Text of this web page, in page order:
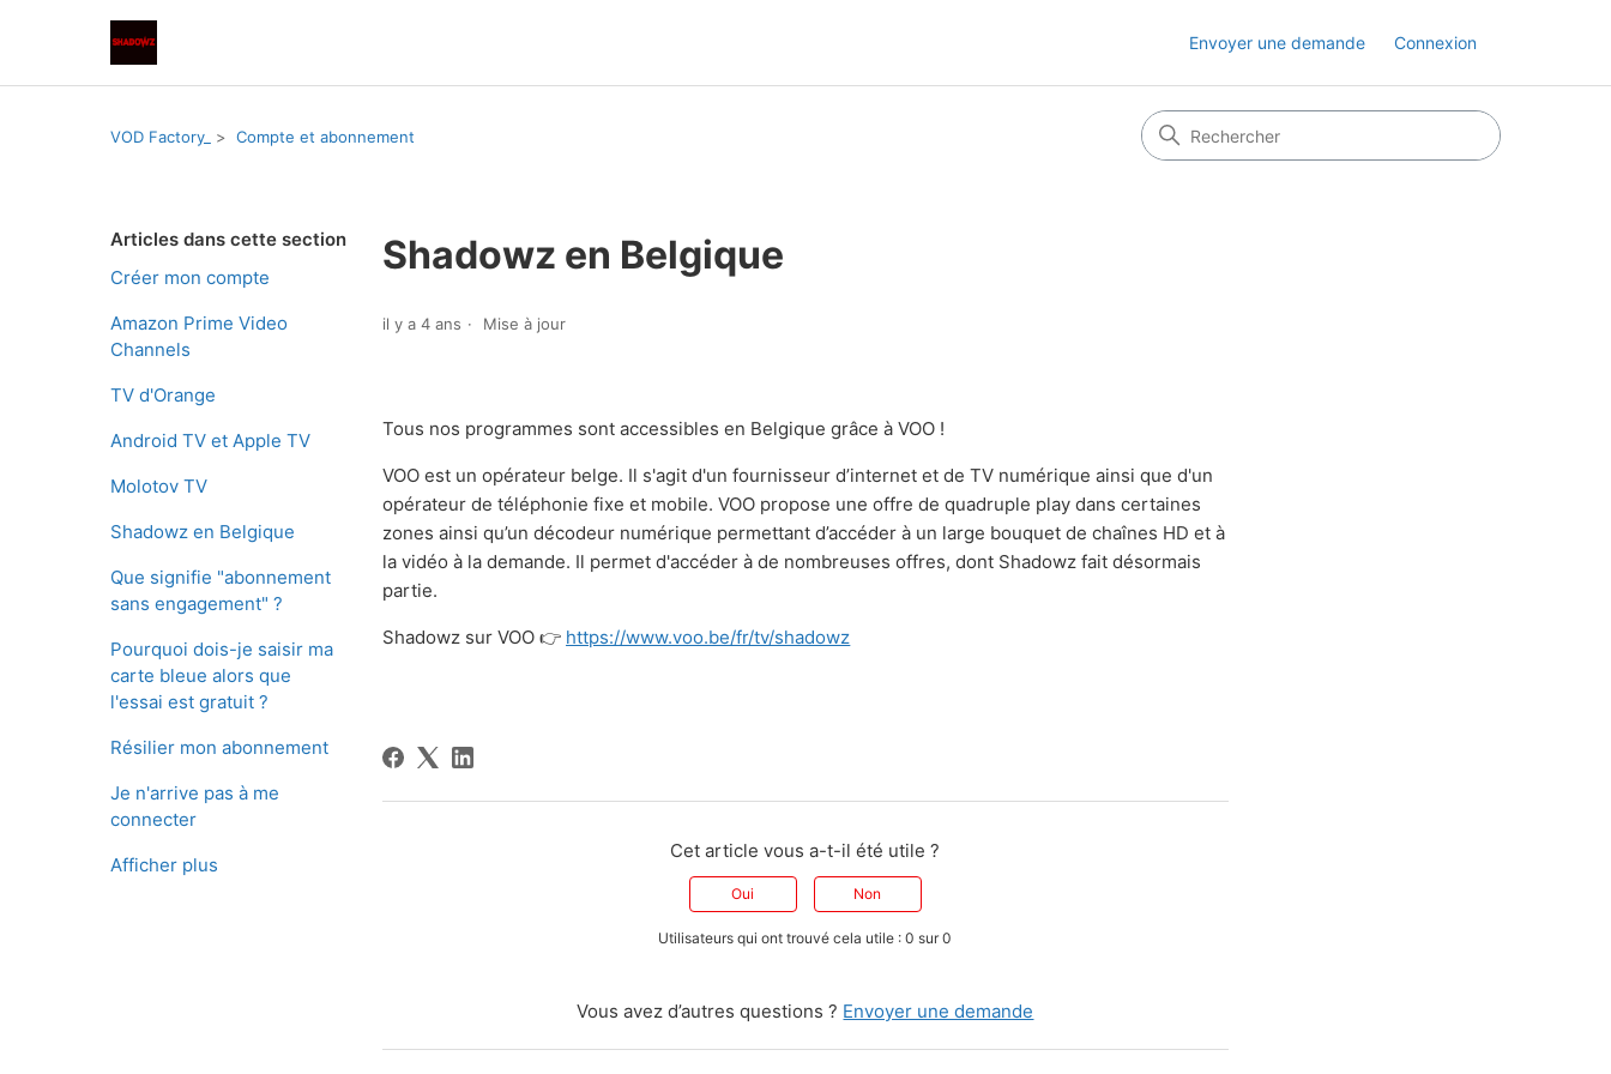
Envoyer une demande Connexion
VOD Factory_ Compte et abonnement
Articles dans cette section
Créer mon compte
Amazon Prime Video
Channels
TV d'Orange
Android TV et Apple TV
Molotov TV
Shadowz en Belgique
Que signifie "abonnement
sans engagement" ?
Pourquoi dois-je saisir ma
carte bleue alors que
l'essai est gratuit ?
Résilier mon abonnement
Je n'arrive pas à me
connecter
Afficher plus
Shadowz en Belgique
il y a 4 ans Mise à jour
Tous nos programmes sont accessibles en Belgique grâce à VOO !
VOO est un opérateur belge. Il s'agit d'un fournisseur d’internet et de TV numérique ainsi que d'un
opérateur de téléphonie fixe et mobile. VOO propose une offre de quadruple play dans certaines
zones ainsi qu’un décodeur numérique permettant d’accéder à un large bouquet de chaînes HD et à
la vidéo à la demande. Il permet d'accéder à de nombreuses offres, dont Shadowz fait désormais
partie.
Shadowz sur VOO 👉 https://www.voo.be/fr/tv/shadowz
Cet article vous a-t-il été utile ?
Oui Non
Utilisateurs qui ont trouvé cela utile : 0 sur 0
Vous avez d’autres questions ? Envoyer une demande